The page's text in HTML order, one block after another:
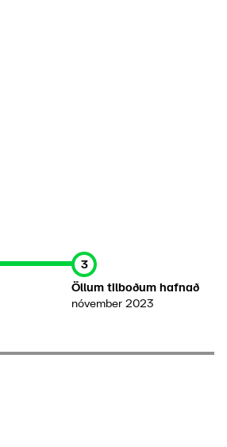
3
Öllum tilboðum hafnað
nóvember 2023